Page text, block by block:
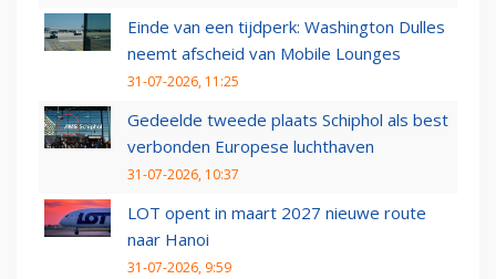
Einde van een tijdperk: Washington Dulles
neemt afscheid van Mobile Lounges
31-07-2026, 11:25
Gedeelde tweede plaats Schiphol als best
verbonden Europese luchthaven
31-07-2026, 10:37
LOT opent in maart 2027 nieuwe route
naar Hanoi
31-07-2026, 9:59